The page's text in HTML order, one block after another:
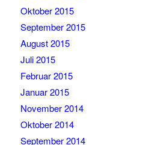
Oktober 2015
September 2015
August 2015
Juli 2015
Februar 2015
Januar 2015
November 2014
Oktober 2014
September 2014